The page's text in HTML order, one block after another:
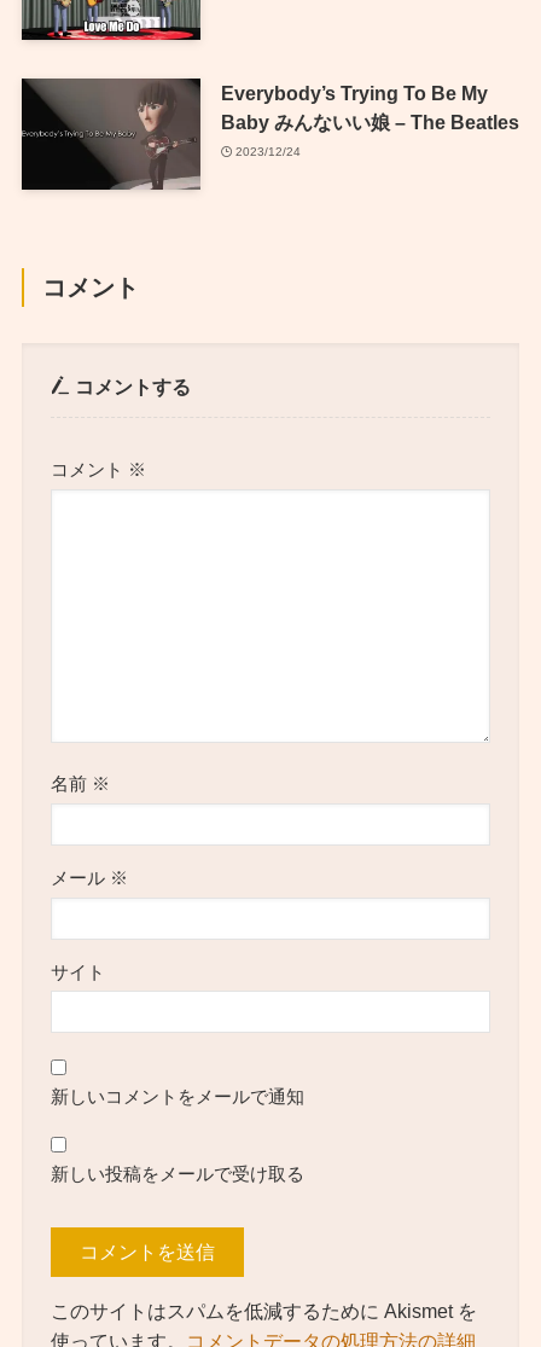
Everybody’s Trying To Be My
Baby みんないい娘 – The Beatles
2023/12/24
コメント
コメントする
コメント ※
名前 ※
メール ※
サイト
新しいコメントをメールで通知
新しい投稿をメールで受け取る
このサイトはスパムを低減するために Akismet を
使っています。
コメントデータの処理方法の詳細